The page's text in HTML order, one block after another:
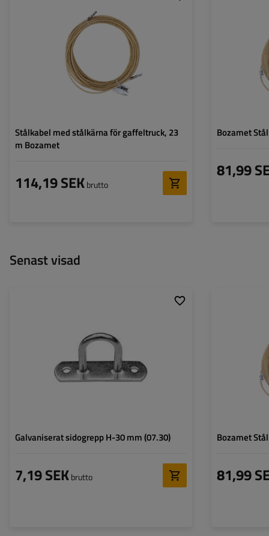
Stålkabel med stålkärna för gaffeltruck, 23
m Bozamet
114,19 SEKbrutto
Stål
Bozamet
81,99
Senast visad
Galvaniserat sidogrepp H-30 mm (07.30)
7,19 SEKbrutto
Diameter på monteringshål:51 mm
Bozamet
81,99